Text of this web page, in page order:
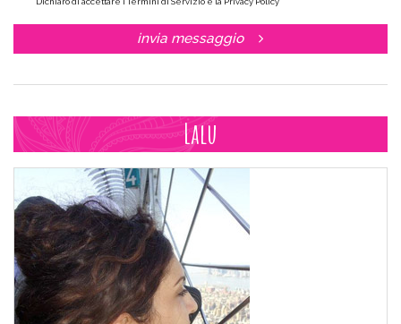
invia messaggio
Lalu